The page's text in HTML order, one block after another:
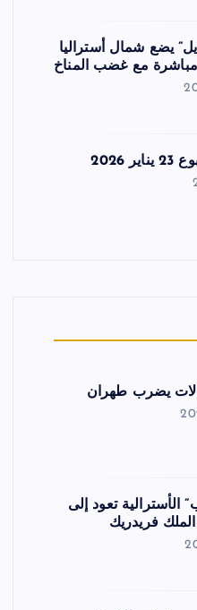
يضع شمال أستراليا
مع غضب المناخ
2026
يضرب طهران
الأسترالية تعود إلى
فريدريك